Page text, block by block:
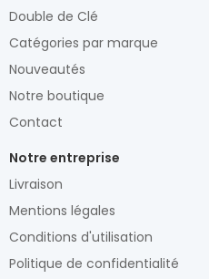
Double de Clé
Catégories par marque
Nouveautés
Notre boutique
Contact
Notre entreprise
Livraison
Mentions légales
Conditions d'utilisation
Politique de confidentialité